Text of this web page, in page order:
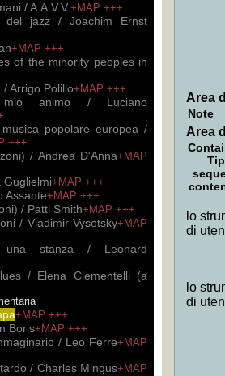
/ A.A.V.V. +MAP +++
del jazz / Joachim Ernst
+MAP +++
of the minority peoples in
Arrigo Polillo+MAP +++
animo / Luciano
popolare europea /
+++
/ Andrea D'Anna+MAP
Guglielmi+MAP +++
Assante+MAP +++
/ Patti Smith+MAP +++
/ Vladimir Vysotsky+MAP
una stanza / Leonard
/ Elena Clementelli (a
+MAP +++
Boris+MAP +++
/ Leo Ferre+MAP
/ Charles Mingus+MAP
Area
Note
Area
lo
di
lo
di